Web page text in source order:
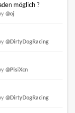
möglich ?
@oj
@DirtyDogRacing
@PisiXcn
@DirtyDogRacing